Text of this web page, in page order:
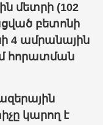
մետրի (102
բետոնի
4 ամրանային
հորատման
կարող է